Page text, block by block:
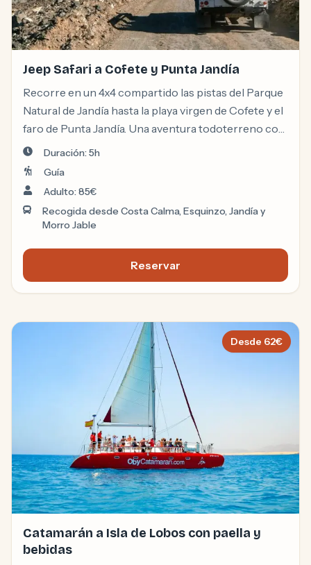
Jeep Safari a Cofete y Punta Jandía
Recorre en un 4x4 compartido las pistas del Parque
Natural de Jandía hasta la playa virgen de Cofete y el
faro de Punta Jandía. Una aventura todoterreno con
conductor-guía local por el sur salvaje de
Fuerteventura.
Duración: 5h
Guía
Adulto: 85€
Recogida desde Costa Calma, Esquinzo, Jandía y
Morro Jable
Reservar
Jeep Safari a Cofete y Punta
Desde 62€
Catamarán a Isla de Lobos con paella y
bebidas